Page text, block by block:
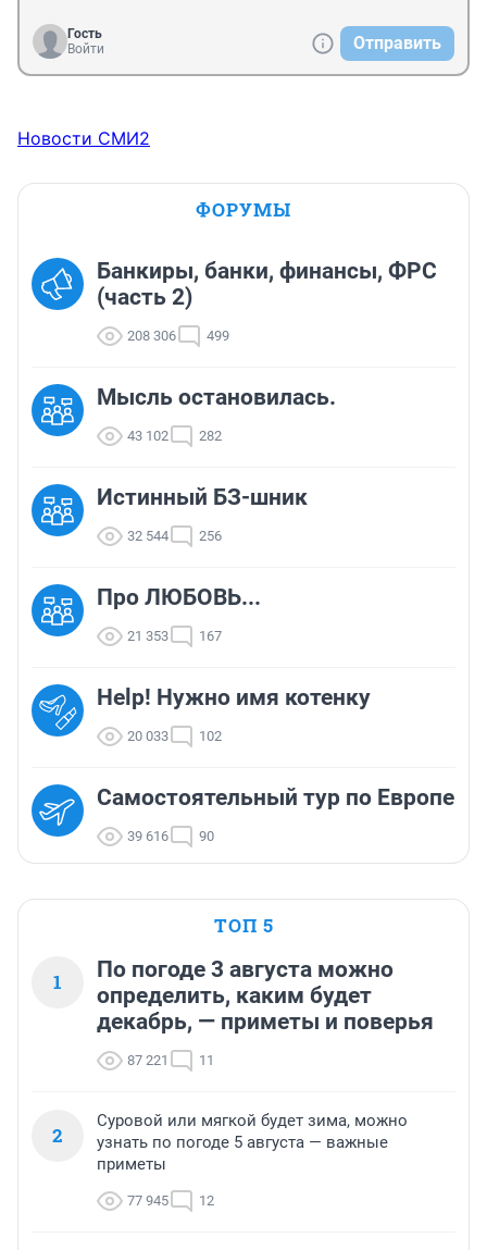
пришел таракан. За несколько месяцев должны
исчезнуть. Может и за два месяца полностью
исчезнут.
Гость
Войти
Отправить
Новости СМИ2
ФОРУМЫ
Банкиры, банки, финансы, ФРС
(часть 2)
208 306 499
Мысль остановилась.
43 102 282
Истинный БЗ-шник
32 544 256
Про ЛЮБОВЬ...
21 353 167
Help! Нужно имя котенку
20 033 102
Самостоятельный тур по Европе
39 616 90
ТОП 5
1
По погоде 3 августа можно
определить, каким будет
декабрь, — приметы и поверья
87 221 11
2
Суровой или мягкой будет зима, можно
узнать по погоде 5 августа — важные
приметы
77 945 12